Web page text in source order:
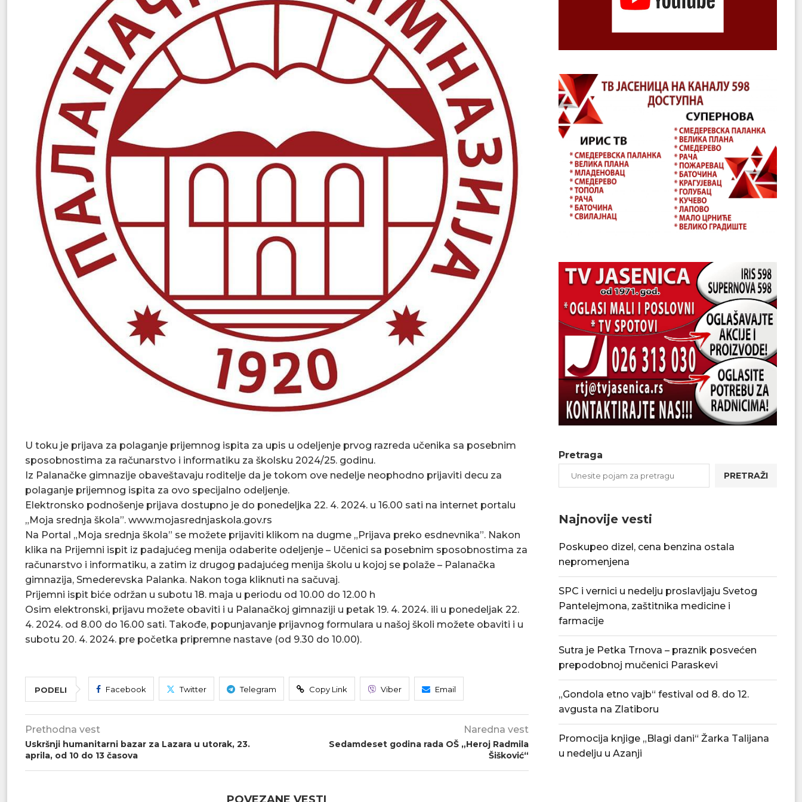
U toku je prijava za polaganje prijemnog ispita za upis u odeljenje prvog razreda učenika sa posebnim
sposobnostima za računarstvo i informatiku za školsku 2024/25. godinu.
Iz Palanačke gimnazije obaveštavaju roditelje da je tokom ove nedelje neophodno prijaviti decu za
polaganje prijemnog ispita za ovo specijalno odeljenje.
Elektronsko podnošenje prijava dostupno je do ponedeljka 22. 4. 2024. u 16.00 sati na internet portalu
„Moja srednja škola”. www.mojasrednjaskola.gov.rs
Na Portal „Moja srednja škola” se možete prijaviti klikom na dugme „Prijava preko esdnevnika”. Nakon
klika na Prijemni ispit iz padajućeg menija odaberite odeljenje – Učenici sa posebnim sposobnostima za
računarstvo i informatiku, a zatim iz drugog padajućeg menija školu u kojoj se polaže – Palanačka
gimnazija, Smederevska Palanka. Nakon toga kliknuti na sačuvaj.
Prijemni ispit biće održan u subotu 18. maja u periodu od 10.00 do 12.00 h
Osim elektronski, prijavu možete obaviti i u Palanačkoj gimnaziji u petak 19. 4. 2024. ili u ponedeljak 22.
4. 2024. od 8.00 do 16.00 sati. Takođe, popunjavanje prijavnog formulara u našoj školi možete obaviti i u
subotu 20. 4. 2024. pre početka pripremne nastave (od 9.30 do 10.00).
PODELI Facebook Twitter Telegram Copy Link Viber Email
Prethodna vest
Uskršnji humanitarni bazar za Lazara u utorak, 23.
aprila, od 10 do 13 časova
Naredna vest
Sedamdeset godina rada OŠ „Heroj Radmila
Šišković“
Pretraga
PRETRAŽI
Najnovije vesti
Poskupeo dizel, cena benzina ostala
nepromenjena
SPC i vernici u nedelju proslavljaju Svetog
Pantelejmona, zaštitnika medicine i
farmacije
Sutra je Petka Trnova – praznik posvećen
prepodobnoj mučenici Paraskevi
„Gondola etno vajb“ festival od 8. do 12.
avgusta na Zlatiboru
Promocija knjige „Blagi dani“ Žarka Talijana
u nedelju u Azanji